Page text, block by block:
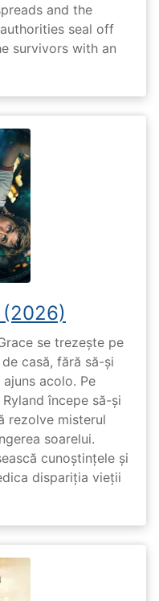
and the
seal off
survivors with an
se trezește pe
casă, fără să-și
acolo. Pe
începe să-și
rezolve misterul
soarelui.
cunoștințele și
dispariția vieții